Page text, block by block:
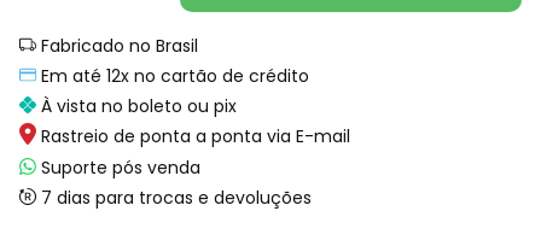
Fabricado no Brasil
Em até 12x no cartão de crédito
À vista no boleto ou pix
Rastreio de ponta a ponta via E-mail
Suporte pós venda
7 dias para trocas e devoluções